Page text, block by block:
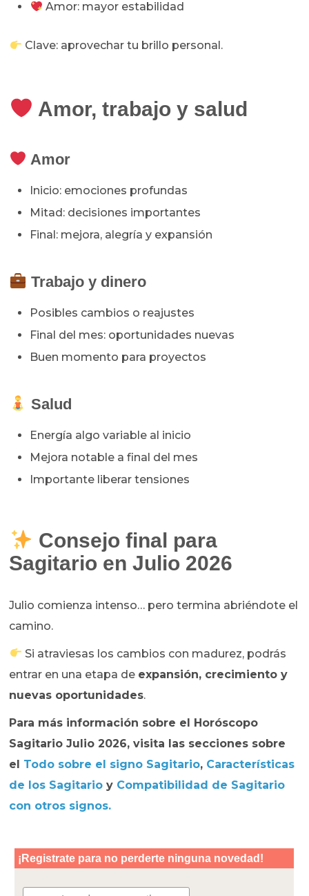
Amor: mayor estabilidad
Clave: aprovechar tu brillo personal.
Amor, trabajo y salud
Amor
Inicio: emociones profundas
Mitad: decisiones importantes
Final: mejora, alegría y expansión
Trabajo y dinero
Posibles cambios o reajustes
Final del mes: oportunidades nuevas
Buen momento para proyectos
Salud
Energía algo variable al inicio
Mejora notable a final del mes
Importante liberar tensiones
Consejo final para
Sagitario en Julio 2026
Julio comienza intenso… pero termina abriéndote el
camino.
Si atraviesas los cambios con madurez, podrás
entrar en una etapa de expansión, crecimiento y
nuevas oportunidades.
Para más información sobre el Horóscopo
Sagitario Julio 2026, visita las secciones sobre
el Todo sobre el signo Sagitario, Características
de los Sagitario y Compatibilidad de Sagitario
con otros signos.